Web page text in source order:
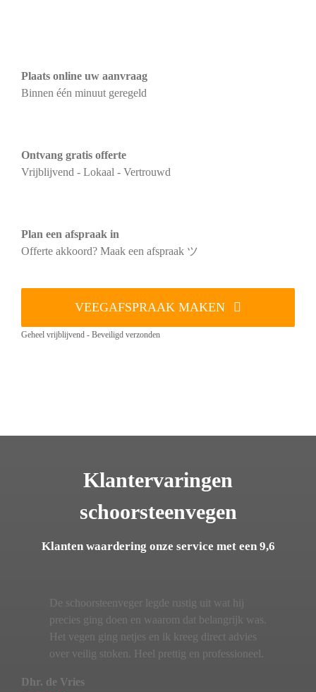
Plaats online uw aanvraag
Binnen één minuut geregeld
Ontvang gratis offerte
Vrijblijvend - Lokaal - Vertrouwd
Plan een afspraak in
Offerte akkoord? Maak een afspraak ツ
VEEGAFSPRAAK MAKEN
Geheel vrijblijvend - Beveiligd verzonden
Klantervaringen
schoorsteenvegen
Klanten waardering onze service met een 9,6
De schoorsteenveger legde rustig uit wat hij
precies ging doen en waarom dat belangrijk was.
Het vegen ging netjes en ik kreeg direct advies
over veilig stoken. Heel prettig en professioneel.
Dhr. de Vries